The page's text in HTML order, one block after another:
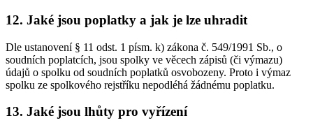
12. Jaké jsou poplatky a jak je lze uhradit
Dle ustanovení § 11 odst. 1 písm. k) zákona č. 549/1991 Sb., o
soudních poplatcích, jsou spolky ve věcech zápisů (či výmazu)
údajů o spolku od soudních poplatků osvobozeny. Proto i výmaz
spolku ze spolkového rejstříku nepodléhá žádnému poplatku.
13. Jaké jsou lhůty pro vyřízení